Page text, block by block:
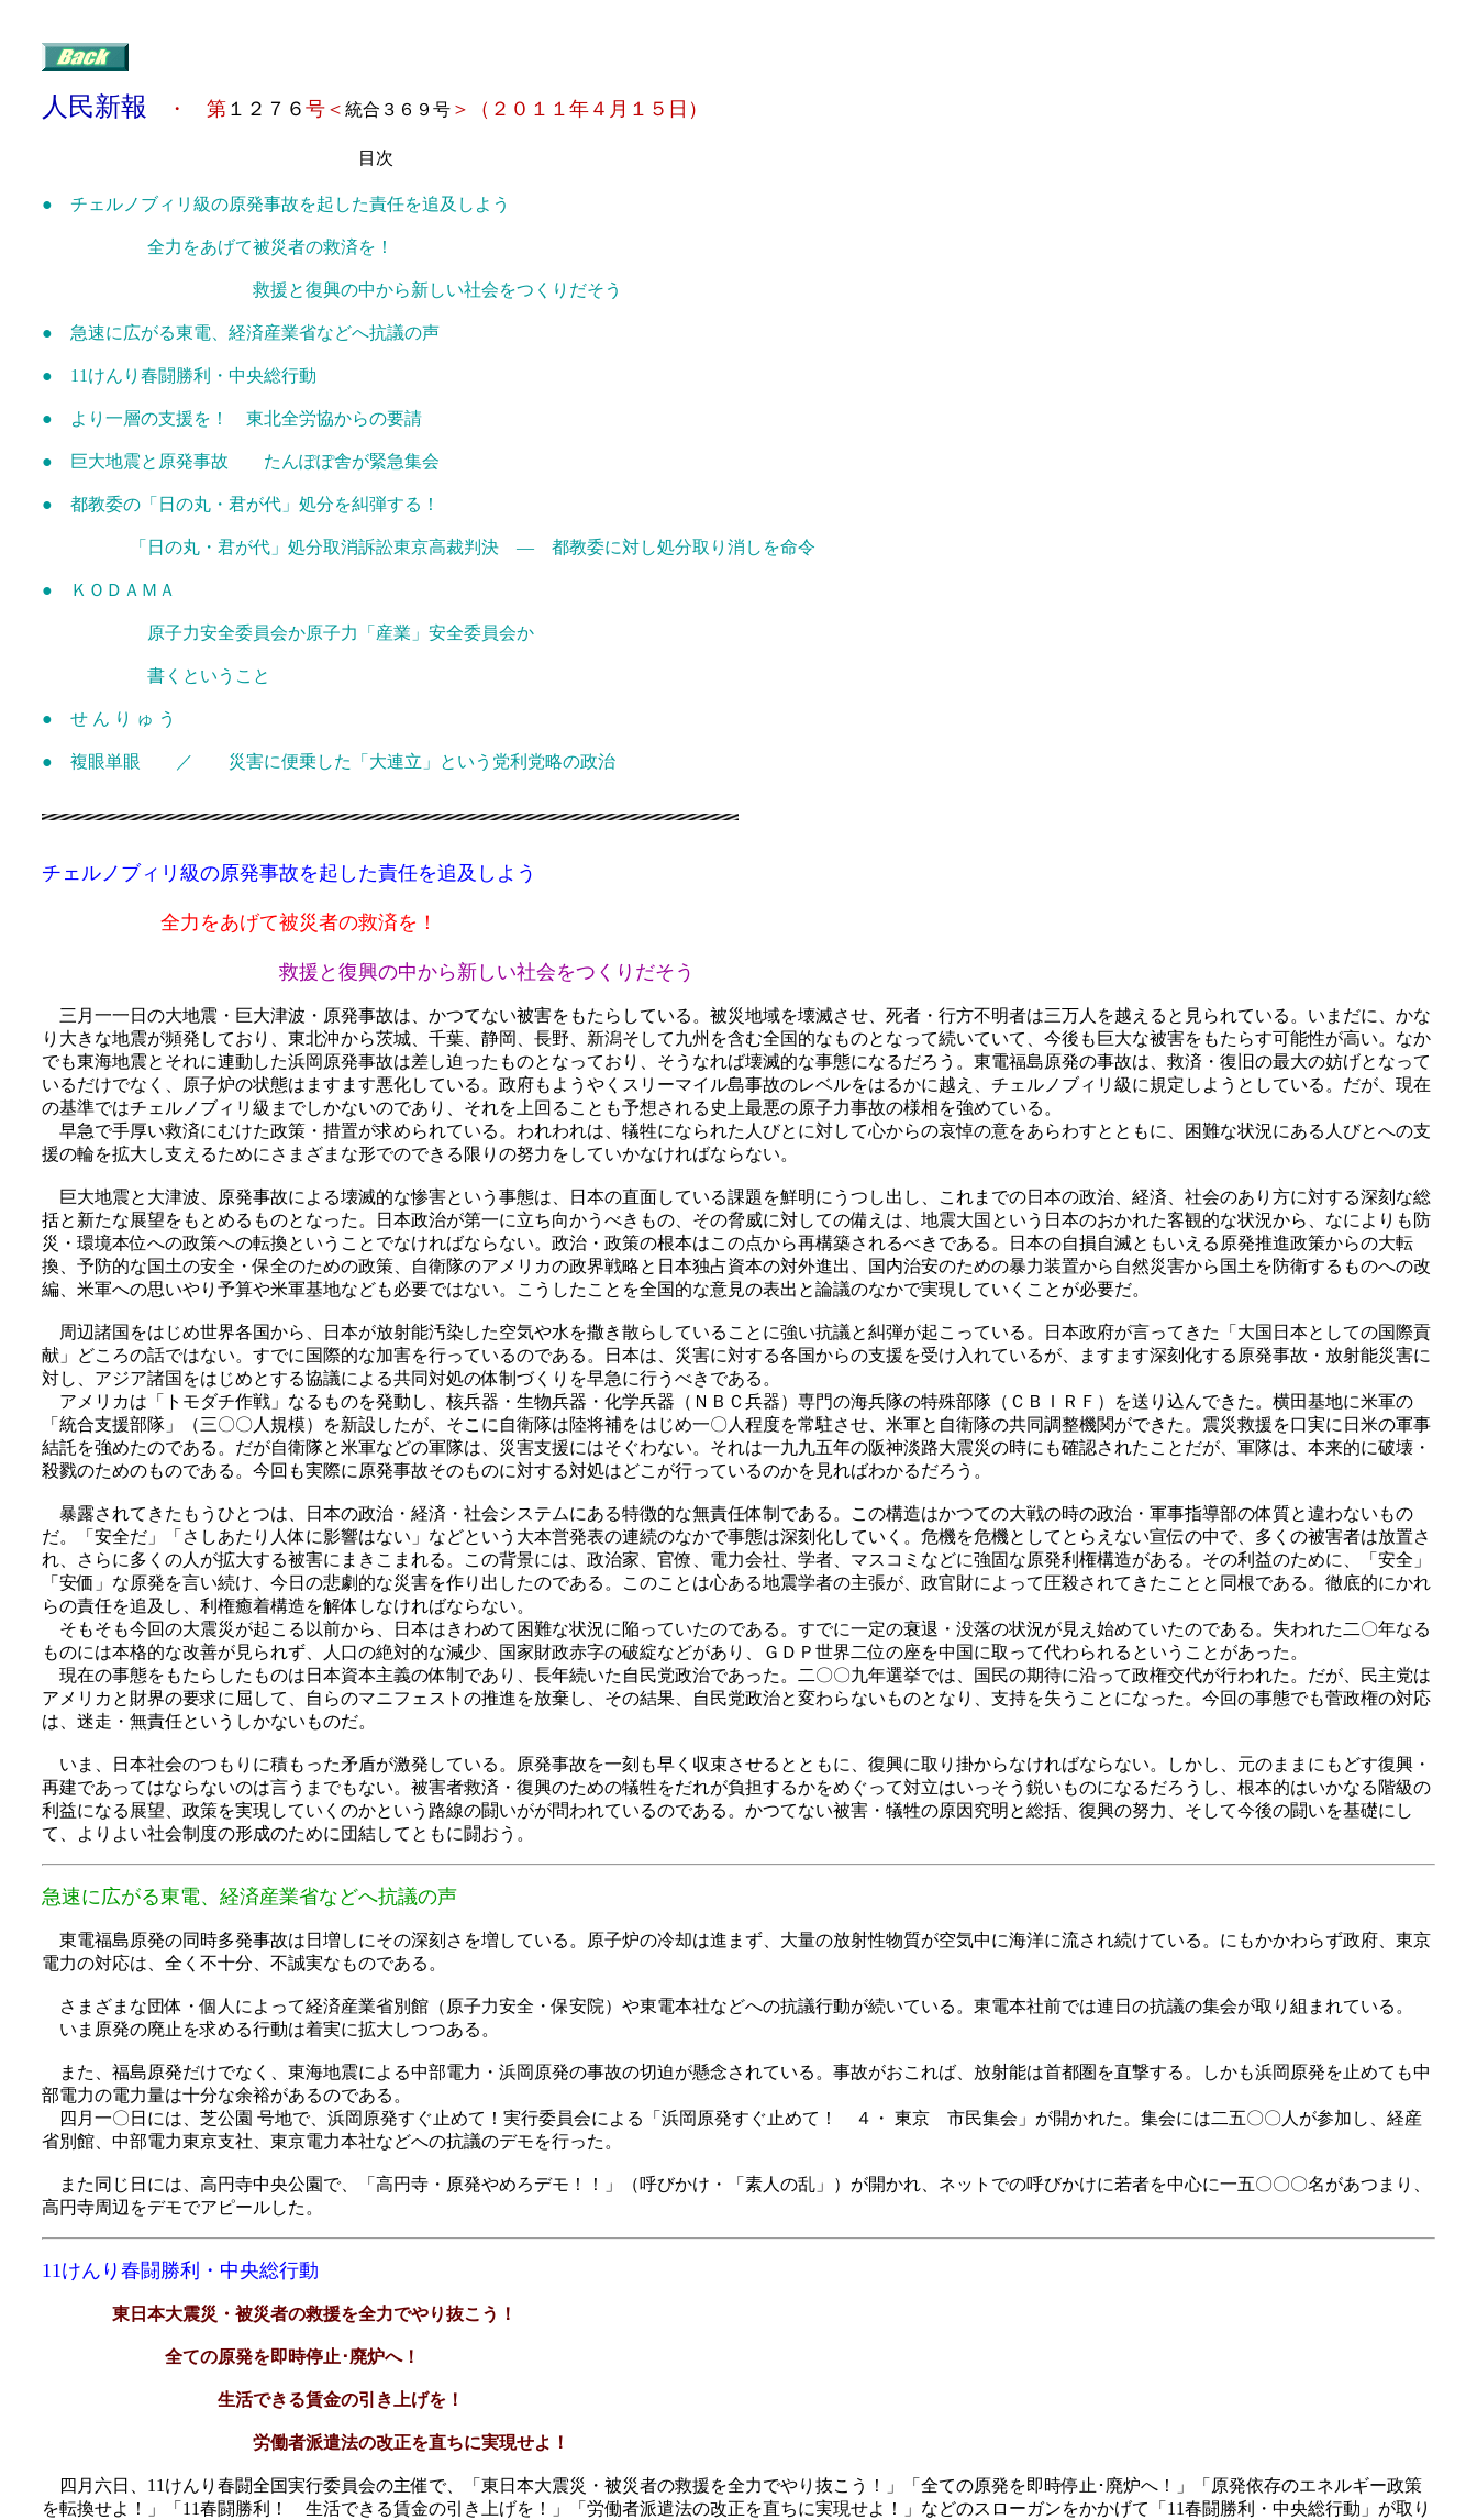
人民新報 ・ 第１２７６ 号＜ 統合３６９号＞ （２０１１年４月１５日）
目次
● チェルノブィリ級の原発事故を起した責任を追及しよう
全力をあげて被災者の救済を！
救援と復興の中から新しい社会をつくりだそう
● 急速に広がる東電、経済産業省などへ抗議の声
● 11けんり春闘勝利・中央総行動
● より一層の支援を！ 東北全労協からの要請
● 巨大地震と原発事故 たんぽぽ舎が緊急集会
● 都教委の「日の丸・君が代」処分を糾弾する！
「日の丸・君が代」処分取消訴訟東京高裁判決 ― 都教委に対し処分取り消しを命令
● ＫＯＤＡＭＡ
原子力安全委員会か原子力「産業」安全委員会か
書くということ
● せ ん り ゅ う
● 複眼単眼 ／ 災害に便乗した「大連立」という党利党略の政治
チェルノブィリ級の原発事故を起した責任を追及しよう
全力をあげて被災者の救済を！
救援と復興の中から新しい社会をつくりだそう
三月一一日の大地震・巨大津波・原発事故は、かつてない被害をもたらしている。被災地域を壊滅させ、死者・行方不明者は三万人を越えると見られている。いまだに、かな
り大きな地震が頻発しており、東北沖から茨城、千葉、静岡、長野、新潟そして九州を含む全国的なものとなって続いていて、今後も巨大な被害をもたらす可能性が高い。なか
でも東海地震とそれに連動した浜岡原発事故は差し迫ったものとなっており、そうなれば壊滅的な事態になるだろう。東電福島原発の事故は、救済・復旧の最大の妨げとなって
いるだけでなく、原子炉の状態はますます悪化している。政府もようやくスリーマイル島事故のレベルをはるかに越え、チェルノブィリ級に規定しようとしている。だが、現在
の基準ではチェルノブィリ級までしかないのであり、それを上回ることも予想される史上最悪の原子力事故の様相を強めている。
早急で手厚い救済にむけた政策・措置が求められている。われわれは、犠牲になられた人びとに対して心からの哀悼の意をあらわすとともに、困難な状況にある人びとへの支
援の輪を拡大し支えるためにさまざまな形でのできる限りの努力をしていかなければならない。
巨大地震と大津波、原発事故による壊滅的な惨害という事態は、日本の直面している課題を鮮明にうつし出し、これまでの日本の政治、経済、社会のあり方に対する深刻な総
括と新たな展望をもとめるものとなった。日本政治が第一に立ち向かうべきもの、その脅威に対しての備えは、地震大国という日本のおかれた客観的な状況から、なによりも防
災・環境本位への政策への転換ということでなければならない。政治・政策の根本はこの点から再構築されるべきである。日本の自損自滅ともいえる原発推進政策からの大転
換、予防的な国土の安全・保全のための政策、自衛隊のアメリカの政界戦略と日本独占資本の対外進出、国内治安のための暴力装置から自然災害から国土を防衛するものへの改
編、米軍への思いやり予算や米軍基地なども必要ではない。こうしたことを全国的な意見の表出と論議のなかで実現していくことが必要だ。
周辺諸国をはじめ世界各国から、日本が放射能汚染した空気や水を撒き散らしていることに強い抗議と糾弾が起こっている。日本政府が言ってきた「大国日本としての国際貢
献」どころの話ではない。すでに国際的な加害を行っているのである。日本は、災害に対する各国からの支援を受け入れているが、ますます深刻化する原発事故・放射能災害に
対し、アジア諸国をはじめとする協議による共同対処の体制づくりを早急に行うべきである。
アメリカは「トモダチ作戦」なるものを発動し、核兵器・生物兵器・化学兵器（ＮＢＣ兵器）専門の海兵隊の特殊部隊（ＣＢＩＲＦ）を送り込んできた。横田基地に米軍の
「統合支援部隊」（三〇〇人規模）を新設したが、そこに自衛隊は陸将補をはじめ一〇人程度を常駐させ、米軍と自衛隊の共同調整機関ができた。震災救援を口実に日米の軍事
結託を強めたのである。だが自衛隊と米軍などの軍隊は、災害支援にはそぐわない。それは一九九五年の阪神淡路大震災の時にも確認されたことだが、軍隊は、本来的に破壊・
殺戮のためのものである。今回も実際に原発事故そのものに対する対処はどこが行っているのかを見ればわかるだろう。
暴露されてきたもうひとつは、日本の政治・経済・社会システムにある特徴的な無責任体制である。この構造はかつての大戦の時の政治・軍事指導部の体質と違わないもの
だ。「安全だ」「さしあたり人体に影響はない」などという大本営発表の連続のなかで事態は深刻化していく。危機を危機としてとらえない宣伝の中で、多くの被害者は放置さ
れ、さらに多くの人が拡大する被害にまきこまれる。この背景には、政治家、官僚、電力会社、学者、マスコミなどに強固な原発利権構造がある。その利益のために、「安全」
「安価」な原発を言い続け、今日の悲劇的な災害を作り出したのである。このことは心ある地震学者の主張が、政官財によって圧殺されてきたことと同根である。徹底的にかれ
らの責任を追及し、利権癒着構造を解体しなければならない。
そもそも今回の大震災が起こる以前から、日本はきわめて困難な状況に陥っていたのである。すでに一定の衰退・没落の状況が見え始めていたのである。失われた二〇年なる
ものには本格的な改善が見られず、人口の絶対的な減少、国家財政赤字の破綻などがあり、ＧＤＰ世界二位の座を中国に取って代わられるということがあった。
現在の事態をもたらしたものは日本資本主義の体制であり、長年続いた自民党政治であった。二〇〇九年選挙では、国民の期待に沿って政権交代が行われた。だが、民主党は
アメリカと財界の要求に屈して、自らのマニフェストの推進を放棄し、その結果、自民党政治と変わらないものとなり、支持を失うことになった。今回の事態でも菅政権の対応
は、迷走・無責任というしかないものだ。
いま、日本社会のつもりに積もった矛盾が激発している。原発事故を一刻も早く収束させるとともに、復興に取り掛からなければならない。しかし、元のままにもどす復興・
再建であってはならないのは言うまでもない。被害者救済・復興のための犠牲をだれが負担するかをめぐって対立はいっそう鋭いものになるだろうし、根本的はいかなる階級の
利益になる展望、政策を実現していくのかという路線の闘いがが問われているのである。かつてない被害・犠牲の原因究明と総括、復興の努力、そして今後の闘いを基礎にし
て、よりよい社会制度の形成のために団結してともに闘おう。
急速に広がる東電、経済産業省などへ抗議の声
東電福島原発の同時多発事故は日増しにその深刻さを増している。原子炉の冷却は進まず、大量の放射性物質が空気中に海洋に流され続けている。にもかかわらず政府、東京
電力の対応は、全く不十分、不誠実なものである。
さまざまな団体・個人によって経済産業省別館（原子力安全・保安院）や東電本社などへの抗議行動が続いている。東電本社前では連日の抗議の集会が取り組まれている。
いま原発の廃止を求める行動は着実に拡大しつつある。
また、福島原発だけでなく、東海地震による中部電力・浜岡原発の事故の切迫が懸念されている。事故がおこれば、放射能は首都圏を直撃する。しかも浜岡原発を止めても中
部電力の電力量は十分な余裕があるのである。
四月一〇日には、芝公園 号地で、浜岡原発すぐ止めて！実行委員会による「浜岡原発すぐ止めて！ ４・ 東京 市民集会」が開かれた。集会には二五〇〇人が参加し、経産
省別館、中部電力東京支社、東京電力本社などへの抗議のデモを行った。
また同じ日には、高円寺中央公園で、「高円寺・原発やめろデモ！！」（呼びかけ・「素人の乱」）が開かれ、ネットでの呼びかけに若者を中心に一五〇〇〇名があつまり、
高円寺周辺をデモでアピールした。
11けんり春闘勝利・中央総行動
東日本大震災・被災者の救援を全力でやり抜こう！
全ての原発を即時停止･廃炉へ！
生活できる賃金の引き上げを！
労働者派遣法の改正を直ちに実現せよ！
四月六日、11けんり春闘全国実行委員会の主催で、「東日本大震災・被災者の救援を全力でやり抜こう！」「全ての原発を即時停止･廃炉へ！」「原発依存のエネルギー政策
を転換せよ！」「11春闘勝利！ 生活できる賃金の引き上げを！」「労働者派遣法の改正を直ちに実現せよ！」などのスローガンをかかげて「11春闘勝利・中央総行動」が取り